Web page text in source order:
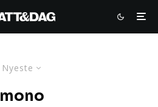
Nyeste
mono